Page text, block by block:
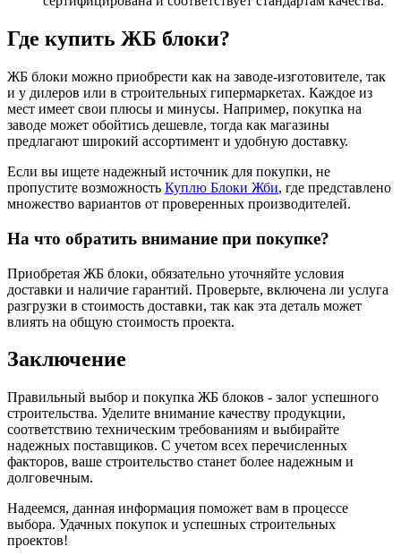
Где купить ЖБ блоки?
ЖБ блоки можно приобрести как на заводе-изготовителе, так
и у дилеров или в строительных гипермаркетах. Каждое из
мест имеет свои плюсы и минусы. Например, покупка на
заводе может обойтись дешевле, тогда как магазины
предлагают широкий ассортимент и удобную доставку.
Если вы ищете надежный источник для покупки, не
пропустите возможность Куплю Блоки Жби, где представлено
множество вариантов от проверенных производителей.
На что обратить внимание при покупке?
Приобретая ЖБ блоки, обязательно уточняйте условия
доставки и наличие гарантий. Проверьте, включена ли услуга
разгрузки в стоимость доставки, так как эта деталь может
влиять на общую стоимость проекта.
Заключение
Правильный выбор и покупка ЖБ блоков - залог успешного
строительства. Уделите внимание качеству продукции,
соответствию техническим требованиям и выбирайте
надежных поставщиков. С учетом всех перечисленных
факторов, ваше строительство станет более надежным и
долговечным.
Надеемся, данная информация поможет вам в процессе
выбора. Удачных покупок и успешных строительных
проектов!